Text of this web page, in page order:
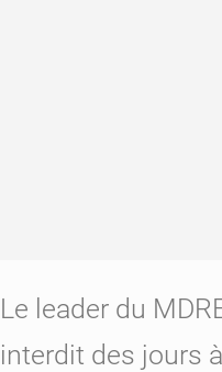
Le leader du
interdit des jours à